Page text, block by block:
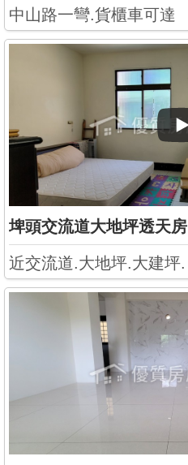
中山路一彎.貨櫃車可達
埤頭交流道大地坪透天房
近交流道.大地坪.大建坪.